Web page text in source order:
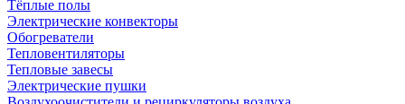
Тёплые полы
Электрические конвекторы
Обогреватели
Тепловентиляторы
Тепловые завесы
Электрические пушки